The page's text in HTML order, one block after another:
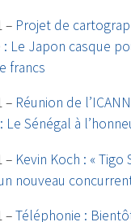
– Projet de
: Le Japon casque
francs
– Réunion de
Le Sénégal à
– Kevin Koch : « Tigo
nouveau
–Téléphonie :